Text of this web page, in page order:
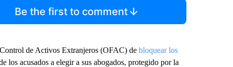
Be the first to comment
de Activos Extranjeros (OFAC) de bloquear los
los acusados a elegir a sus abogados, protegido por la